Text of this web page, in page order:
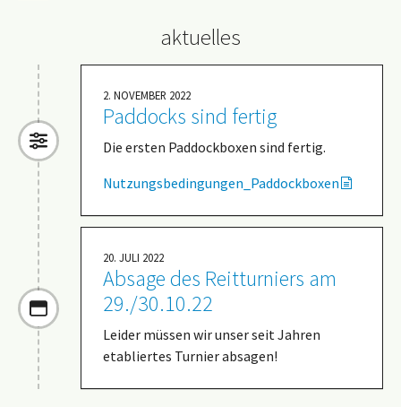
aktuelles
2. NOVEMBER 2022
Paddocks sind fertig
Die ersten Paddockboxen sind fertig.
Nutzungsbedingungen_Paddockboxen
20. JULI 2022
Absage des Reitturniers am
29./30.10.22
Leider müssen wir unser seit Jahren
etabliertes Turnier absagen!